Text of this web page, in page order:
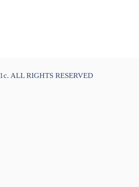
ALL RIGHTS RESERVED